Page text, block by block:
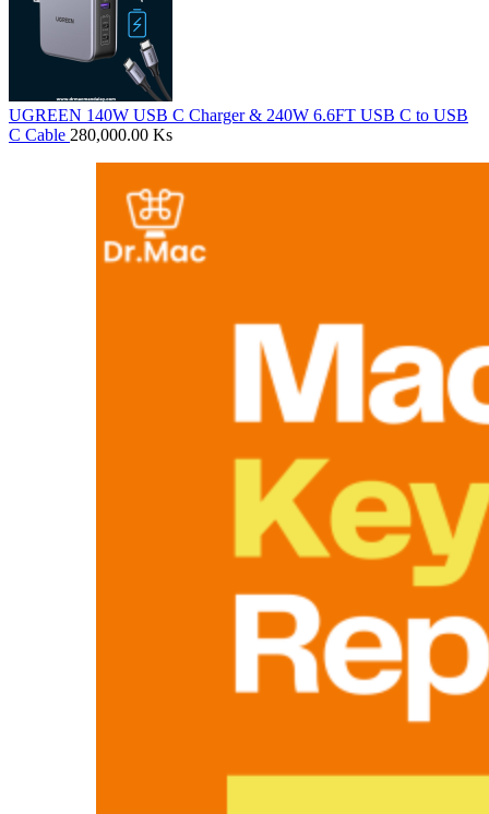
UGREEN 140W USB C Charger & 240W 6.6FT USB C to USB
C Cable 280,000.00 Ks